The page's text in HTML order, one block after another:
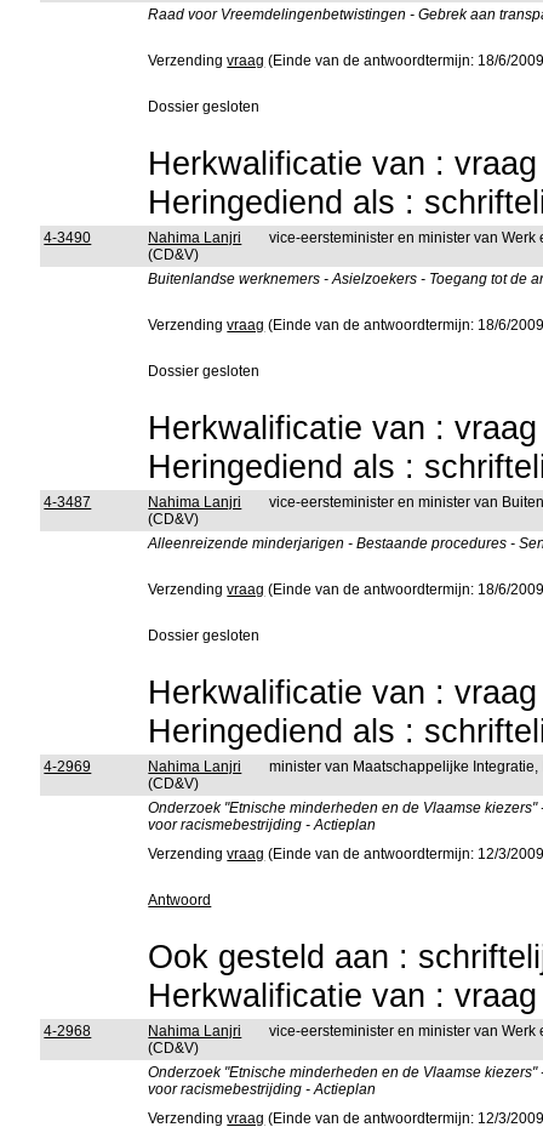
Raad voor Vreemdelingenbetwistingen - Gebrek aan
Verzendingvraag (Einde van de antwoordtermijn: 18/6/
Dossier gesloten
Herkwalificatie van :
Heringediend als :
4-3490
Nahima Lanjri
(CD&V)
vice-eersteminister en minister van Werk
Buitenlandse werknemers - Asielzoekers - Toegang tot de
Verzendingvraag (Einde van de antwoordtermijn: 18/6/
Dossier gesloten
Herkwalificatie van :
Heringediend als :
4-3487
Nahima Lanjri
(CD&V)
vice-eersteminister en minister van
Alleenreizende minderjarigen - Bestaande procedures -
Verzendingvraag (Einde van de antwoordtermijn: 18/6/
Dossier gesloten
Herkwalificatie van :
Heringediend als :
4-2969
Nahima Lanjri
(CD&V)
minister van Maatschappelijke
Onderzoek "Etnische minderheden en de Vlaamse
voor racismebestrijding - Actieplan
Verzendingvraag (Einde van de antwoordtermijn: 12/3/
Antwoord
Ook gesteld aan :
Herkwalificatie van :
4-2968
Nahima Lanjri
(CD&V)
vice-eersteminister en minister van Werk
Onderzoek "Etnische minderheden en de Vlaamse
voor racismebestrijding - Actieplan
Verzendingvraag (Einde van de antwoordtermijn: 12/3/